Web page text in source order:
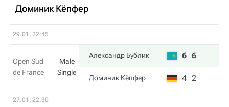
Доминик Кёпфер
29.01, 22:45
Open Sud
de France
Male
Single
Александр Бублик 6 6
Доминик Кёпфер 4 2
27.01, 22:30